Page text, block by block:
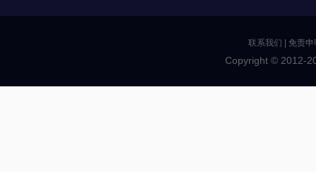
联系我们 免责申
Copyright © 2012-